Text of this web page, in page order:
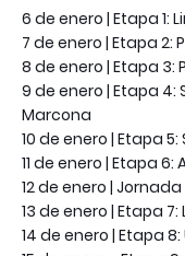
6 de enero | Etapa 1:
7 de enero | Etapa 2:
8 de enero | Etapa 3:
9 de enero | Etapa 4:
Marcona
10 de enero | Etapa
​11 de enero | Etapa 6:
12 de enero |
13 de enero | Etapa 7:
14 de enero | Etapa